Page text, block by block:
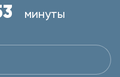
минуты